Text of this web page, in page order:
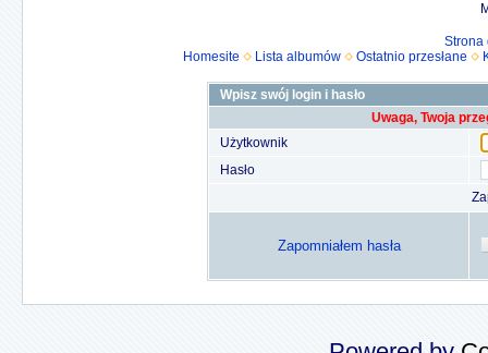
Strona
Homesite
Lista albumów Ostatnio przesłane
Wpisz swój login i hasło
Uwaga, Twoja
Użytkownik
Hasło
Zapomniałem hasła